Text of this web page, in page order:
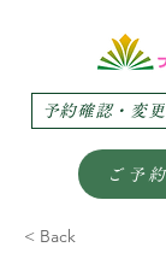
予約確認・変更
ご予
< Back